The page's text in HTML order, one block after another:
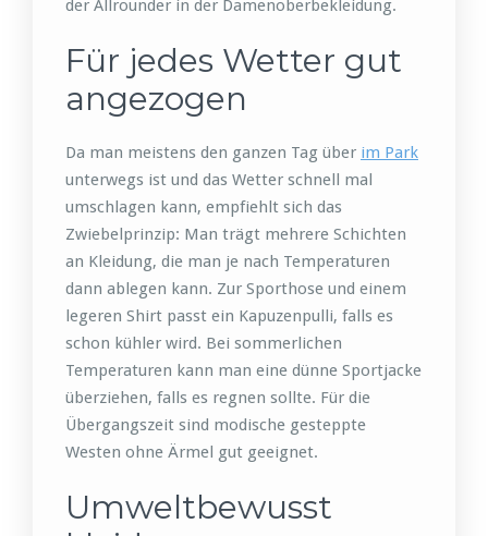
der Allrounder in der Damenoberbekleidung.
Für jedes Wetter gut
angezogen
Da man meistens den ganzen Tag über im Park
unterwegs ist und das Wetter schnell mal
umschlagen kann, empfiehlt sich das
Zwiebelprinzip: Man trägt mehrere Schichten
an Kleidung, die man je nach Temperaturen
dann ablegen kann. Zur Sporthose und einem
legeren Shirt passt ein Kapuzenpulli, falls es
schon kühler wird. Bei sommerlichen
Temperaturen kann man eine dünne Sportjacke
überziehen, falls es regnen sollte. Für die
Übergangszeit sind modische gesteppte
Westen ohne Ärmel gut geeignet.
Umweltbewusst